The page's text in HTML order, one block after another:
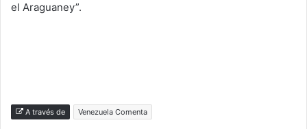
el Araguaney”.
A través de Venezuela Comenta